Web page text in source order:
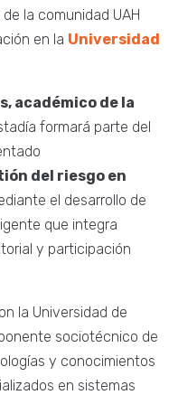
la comunidad UAH
en la Universidad
académico de la
formará parte del
del riesgo en
el desarrollo de
que integra
y participación
la Universidad de
sociotécnico de
y conocimientos
en sistemas